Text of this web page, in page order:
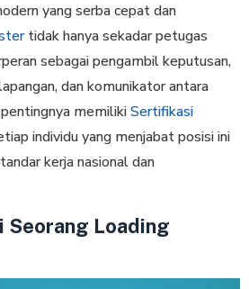
yang serba cepat dan
tidak hanya sekadar petugas
sebagai pengambil keputusan,
dan komunikator antara
memilikiSertifikasi
individu yang menjabat posisi ini
kerja nasional dan
Seorang Loading